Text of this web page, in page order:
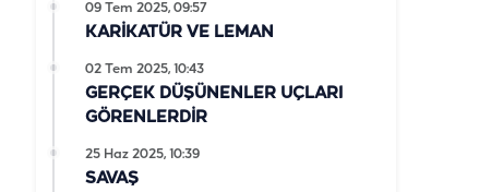
KARİKATÜR VE LEMAN
09 Tem 2025, 09:57
GERÇEK DÜŞÜNENLER UÇLARI
GÖRENLERDİR
02 Tem 2025, 10:43
SAVAŞ
25 Haz 2025, 10:39